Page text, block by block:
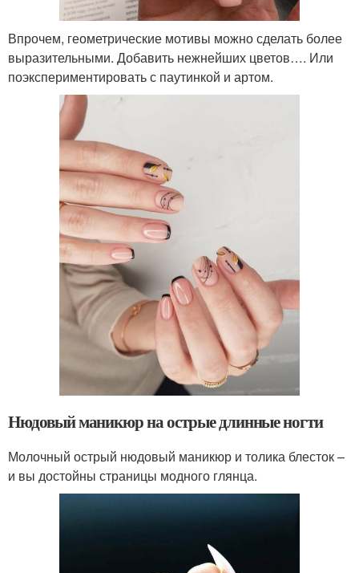
Впрочем, геометрические мотивы можно сделать более
выразительными. Добавить нежнейших цветов…. Или
поэкспериментировать с паутинкой и артом.
Нюдовый маникюр на острые длинные ногти
Молочный острый нюдовый маникюр и толика блесток –
и вы достойны страницы модного глянца.